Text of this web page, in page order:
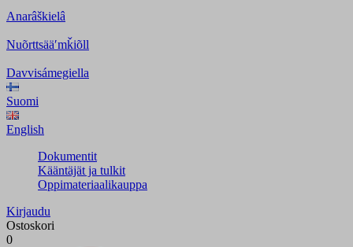
Anarâškielâ
Nuõrttsääʹmǩiõll
Davvisámegiella
Suomi
English
Dokumentit
Kääntäjät ja tulkit
Oppimateriaalikauppa
Kirjaudu
Ostoskori
0